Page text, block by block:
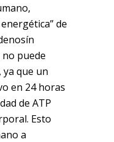
de
puede
ya que un
en 24 horas
de ATP
Esto
a